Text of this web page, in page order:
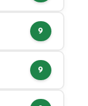
9
9